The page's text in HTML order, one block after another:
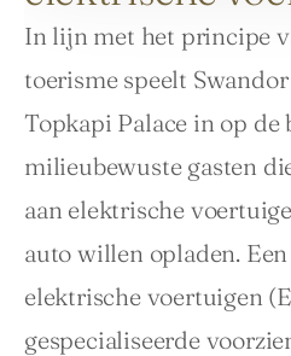
In lijn met het principe
toerisme speelt
Topkapi Palace in op de
milieubewuste gasten
aan elektrische
auto willen opladen.
elektrische voertuigen
gespecialiseerde